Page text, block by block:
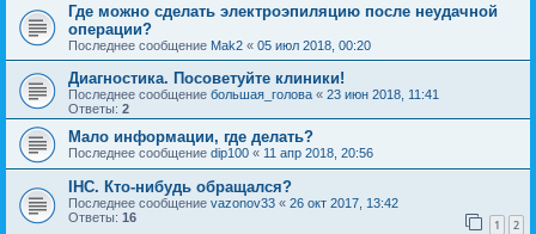
Где можно сделать электроэпиляцию после неудачной
операции?
Последнее сообщение Mak2 « 05 июл 2018, 00:20
Диагностика. Посоветуйте клиники!
Последнее сообщение большая_голова « 23 июн 2018, 11:41
Ответы: 2
Мало информации, где делать?
Последнее сообщение dip100 « 11 апр 2018, 20:56
IHC. Кто-нибудь обращался?
Последнее сообщение vazonov33 « 26 окт 2017, 13:42
Ответы: 16 1 2